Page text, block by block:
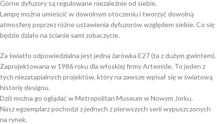
Górne dyfuzory są regulowane niezależnie od siebie.
Lampę można umieścić w dowolnym otoczeniu i tworzyć dowolną
atmosferę poprzez różne ustawienia dyfuzorów względem siebie. Co się
będzie działo na ścianie sami zobaczycie.
Za światło odpowiedzialna jest jedna żarówka E27 (ta z dużym gwintem).
Zaprojektowana w 1986 roku dla włoskiej firmy Artemide. To jeden z
tych niezatapialnych projektów, który na zawsze wpisał się w światową
historię designu.
Dziś można go oglądać w Metropolitan Museum w Nowym Jorku.
Nasz egzemplarz pochodzi z jednych z pierwszych serii wypuszczonych
na rynek.